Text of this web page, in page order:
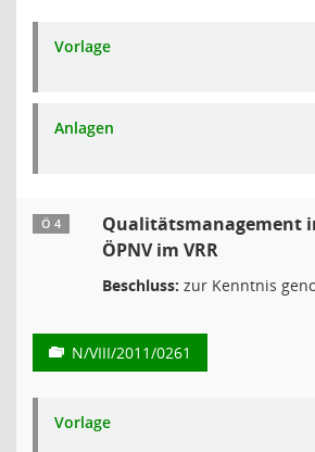
Vorlage
Anlagen
Ö 4
Qualitätsmanagement
ÖPNV im VRR
Beschluss: zur Kenntnis
N/VIII/2011/0261
Vorlage